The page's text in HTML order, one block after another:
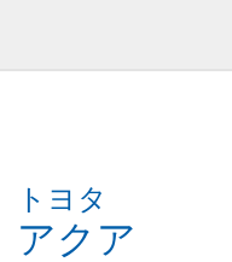
トヨタ
アクア